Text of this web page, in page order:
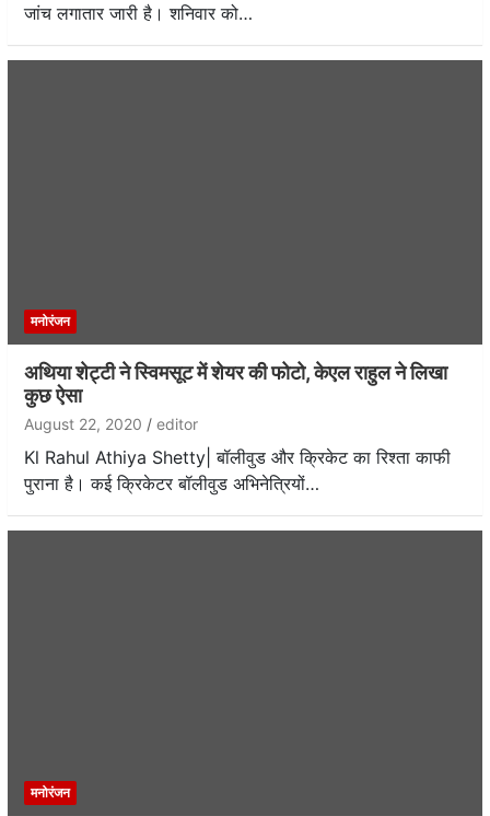
जांच लगातार जारी है। शनिवार को…
मनोरंजन
अथिया शेट्टी ने स्विमसूट में शेयर की फोटो, केएल राहुल ने लिखा
कुछ ऐसा
August 22, 2020 editor
Kl Rahul Athiya Shetty| बॉलीवुड और क्रिकेट का रिश्ता काफी
पुराना है। कई क्रिकेटर बॉलीवुड अभिनेत्रियों…
मनोरंजन